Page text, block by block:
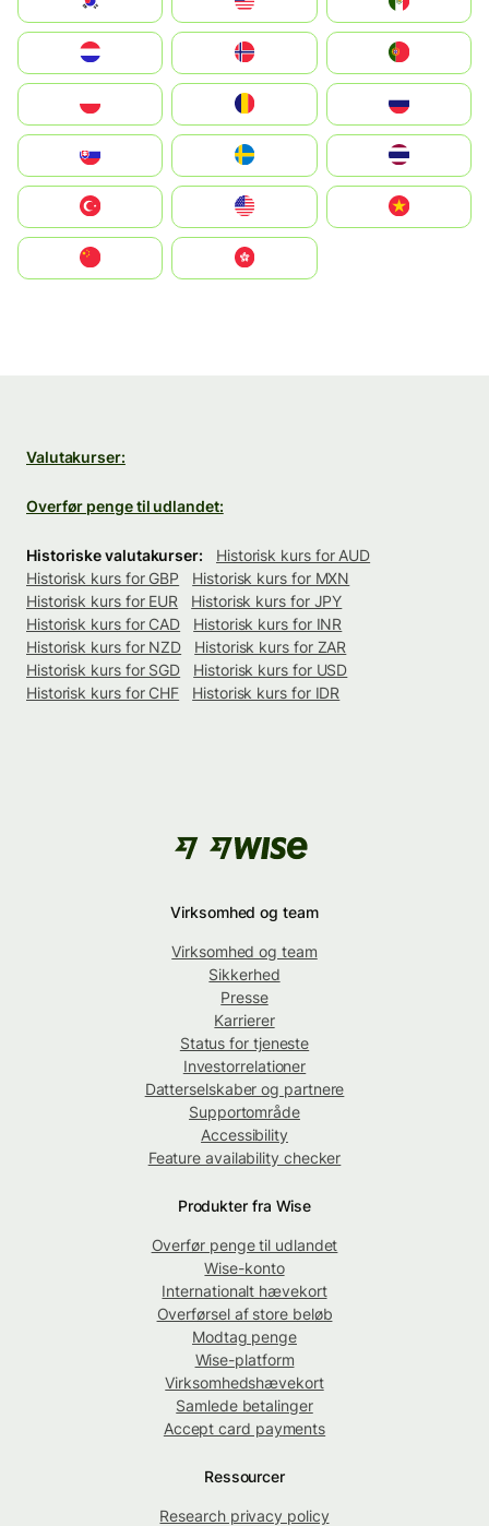
United States
中國香港特別行政區
Valutakurser:
Overfør penge til udlandet:
Historiske valutakurser:
Historisk kurs for AUD
Historisk kurs for GBP
Historisk kurs for MXN
Historisk kurs for EUR
Historisk kurs for JPY
Historisk kurs for CAD
Historisk kurs for INR
Historisk kurs for NZD
Historisk kurs for ZAR
Historisk kurs for SGD
Historisk kurs for USD
Historisk kurs for CHF
Historisk kurs for IDR
Virksomhed og team
Virksomhed og team
Sikkerhed
Presse
Karrierer
Status for tjeneste
Investorrelationer
Datterselskaber og partnere
Supportområde
Accessibility
Feature availability checker
Produkter fra Wise
Overfør penge til udlandet
Wise-konto
Internationalt hævekort
Overførsel af store beløb
Modtag penge
Wise-platform
Virksomhedshævekort
Samlede betalinger
Accept card payments
Ressourcer
Research privacy policy